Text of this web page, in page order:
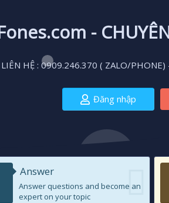
-
LIÊN HỆ : 0909.246.370 ( ZALO/
Đăng nhập
Answer
Answer questions and become an
expert on your topic